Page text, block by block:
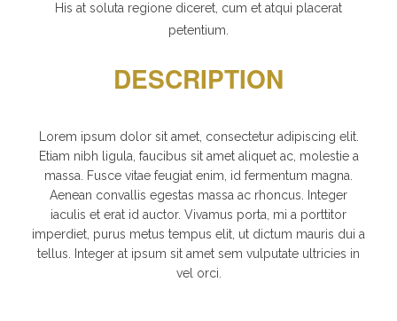
His at soluta regione diceret, cum et atqui placerat
petentium.
DESCRIPTION
Lorem ipsum dolor sit amet, consectetur adipiscing elit.
Etiam nibh ligula, faucibus sit amet aliquet ac, molestie a
massa. Fusce vitae feugiat enim, id fermentum magna.
Aenean convallis egestas massa ac rhoncus. Integer
iaculis et erat id auctor. Vivamus porta, mi a porttitor
imperdiet, purus metus tempus elit, ut dictum mauris dui a
tellus. Integer at ipsum sit amet sem vulputate ultricies in
vel orci.